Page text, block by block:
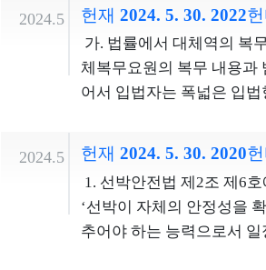
피고인의 자백 진술 부분은
인이 내용을 부인하는 이
한편 위 규정에서 &lsquo;
&rsquo;란 피의자신문조서
다는 것을 의미하므로, 피
부인하는 경우 수사기관이
문조서 중 공소사실을 인
부분은 그 내용을 인정하
고려하여 입법형성권을 행
무기관조항, 기간조항 및
의무인 국방의 의무와 헌
의 자유를 조화시키고, 현
국가의 안전보장과 국민의
헌법적 법익을 실현하고자
복무에는 군사적 역무와
외되어 있으므로, 반드시
2024.5 헌재 2024. 5. 30. 2022
가. 법률에서 대체역의 복
체복무요원의 복무 내용과
어서 입법자는 폭넓은 입법
평을 유지할 필요가 있으므
을 고려하여 입법형성권을
복무기관조항, 기간조항 및
상 의무인 국방의 의무와
심의 자유를 조화시키고,
2024.5 헌재 2024. 5. 30. 2020
1. 선박안전법 제2조 제6
‘선박이 자체의 안정성을
추어야 하는 능력으로서